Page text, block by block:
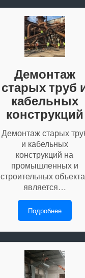
Демонтаж
старых труб
кабельных
конструкций
Демонтаж старых
и кабельных
конструкций на
промышленных и
строительных
является…
Подробнее